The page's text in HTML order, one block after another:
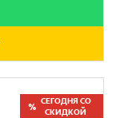
СЕГОДНЯ СО
СКИДКОЙ